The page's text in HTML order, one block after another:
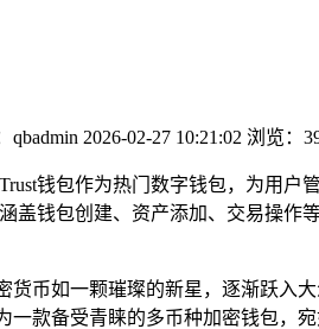
qbadmin 2026-02-27 10:21:02 浏览：
钱包作为热门数字钱包，为用
盖钱包创建、资产添加、交易操
货币如一颗璀璨的新星，逐渐跃入
一款备受青睐的多币种加密钱包